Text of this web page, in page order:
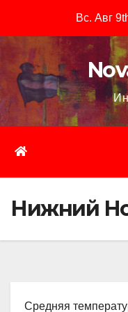
содержимому
Вс. Авг
Нижний
Средняя